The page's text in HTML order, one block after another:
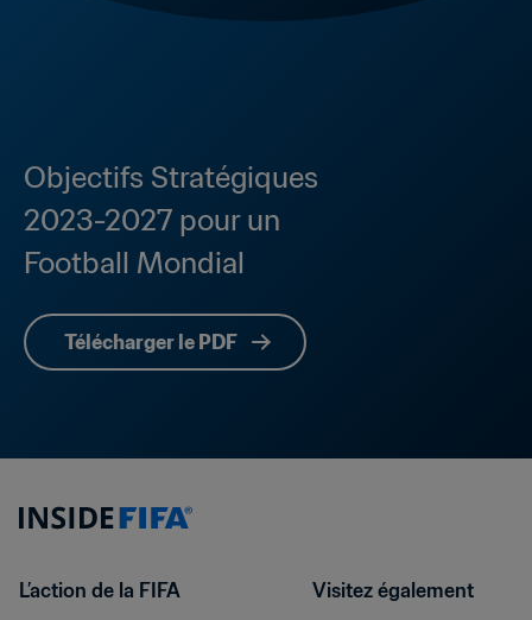
Objectifs Stratégiques
2023-2027 pour un
Football Mondial
Télécharger le PDF
L’action de la FIFA
Visitez également